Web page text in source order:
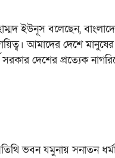
ইউনূস বলেছেন,
আমাদের দেশে
সরকার দেশের প্রত্যেক
ভবন যমুনায় সনাতন